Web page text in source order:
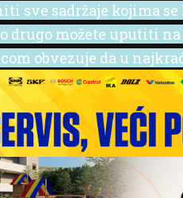
sve sadržaje kojima
drugo možete uputiti
obvezuje da u